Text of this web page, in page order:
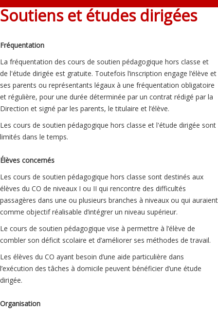
Soutiens et études dirigées
Fréquentation
La fréquentation des cours de soutien pédagogique hors classe et
de l'étude dirigée est gratuite. Toutefois l’inscription engage l’élève et
ses parents ou représentants légaux à une fréquentation obligatoire
et régulière, pour une durée déterminée par un contrat rédigé par la
Direction et signé par les parents, le titulaire et l’élève.
Les cours de soutien pédagogique hors classe et l'étude dirigée sont
limités dans le temps.
Élèves concernés
Les cours de soutien pédagogique hors classe sont destinés aux
élèves du CO de niveaux I ou II qui rencontre des difficultés
passagères dans une ou plusieurs branches à niveaux ou qui auraient
comme objectif réalisable d’intégrer un niveau supérieur.
Le cours de soutien pédagogique vise à permettre à l’élève de
combler son déficit scolaire et d’améliorer ses méthodes de travail.
Les élèves du CO ayant besoin d’une aide particulière dans
l’exécution des tâches à domicile peuvent bénéficier d’une étude
dirigée.
Organisation